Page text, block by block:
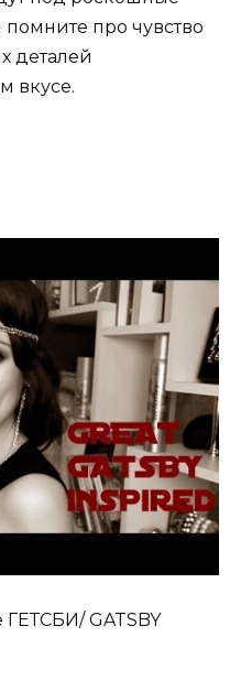
про чувство
деталей
вкусе.
GATSBY